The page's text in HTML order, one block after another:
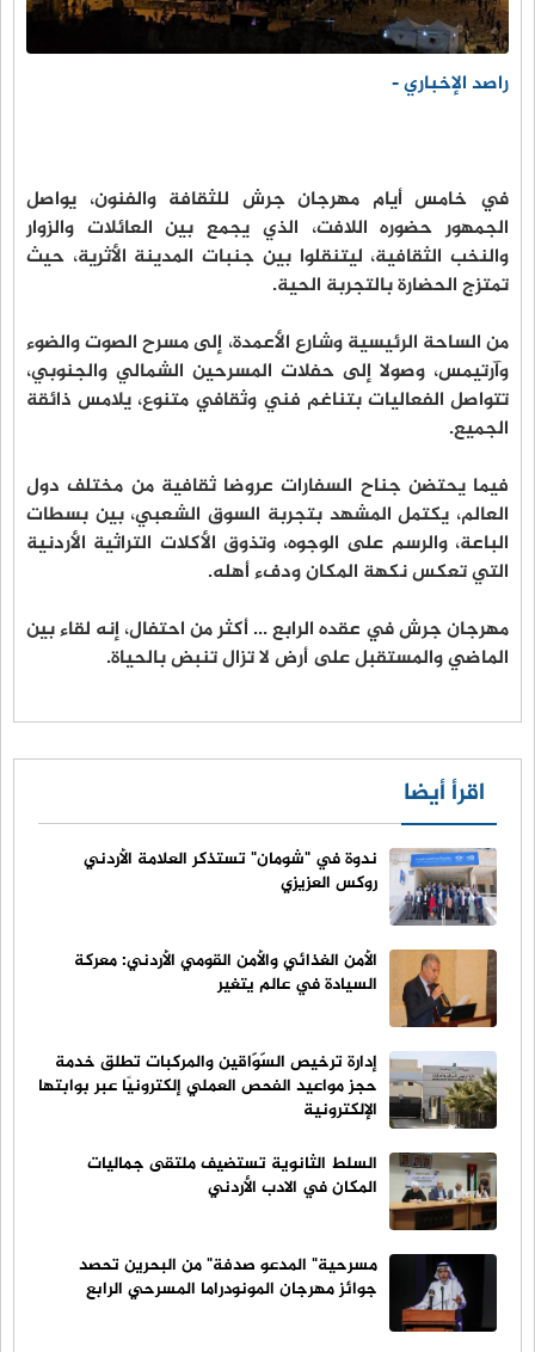
راصد الإخباري -
في خامس أيام مهرجان جرش للثقافة والفنون، يواصل
الجمهور حضوره اللافت، الذي يجمع بين العائلات والزوار
والنخب الثقافية، ليتنقلوا بين جنبات المدينة الأثرية، حيث
تمتزج الحضارة بالتجربة الحية.
من الساحة الرئيسية وشارع الأعمدة، إلى مسرح الصوت والضوء
وآرتيمس، وصولا إلى حفلات المسرحين الشمالي والجنوبي،
تتواصل الفعاليات بتناغم فني وثقافي متنوع، يلامس ذائقة
الجميع.
فيما يحتضن جناح السفارات عروضا ثقافية من مختلف دول
العالم، يكتمل المشهد بتجربة السوق الشعبي، بين بسطات
الباعة، والرسم على الوجوه، وتذوق الأكلات التراثية الأردنية
التي تعكس نكهة المكان ودفء أهله.
مهرجان جرش في عقده الرابع ... أكثر من احتفال، إنه لقاء بين
الماضي والمستقبل على أرض لا تزال تنبض بالحياة.
اقرأ أيضا
ندوة في "شومان" تستذكر العلامة الأردني
روكس العزيزي
الأمن الغذائي والأمن القومي الأردني: معركة
السيادة في عالم يتغير
إدارة ترخيص السّوّاقين والمركبات تطلق خدمة
حجز مواعيد الفحص العملي إلكترونيًا عبر بوابتها
الإلكترونية
السلط الثانوية تستضيف ملتقى جماليات
المكان في الادب الأردني
مسرحية" المدعو صدفة" من البحرين تحصد
جوائز مهرجان المونودراما المسرحي الرابع